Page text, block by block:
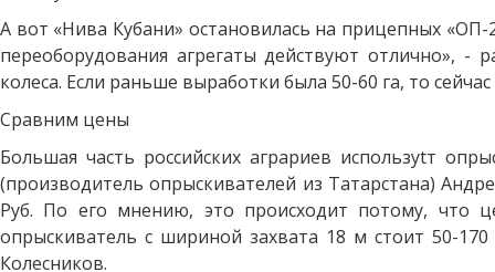
А вот «Нива Кубани» остановилась на прицепных
переоборудования агрегаты действуют отлично», -
колеса. Если раньше выработки была 50-60 га, то
Сравним цены
Большая часть российских аграриев используtт
(производитель опрыскивателей из Татарстана)
Руб. По его мнению, это происходит потому, что
опрыскиватель с шириной захвата 18 м стоит 50-
Колесников.